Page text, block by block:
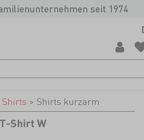
seit 1974
Shirts > Shirts kurzarm
Shirt W